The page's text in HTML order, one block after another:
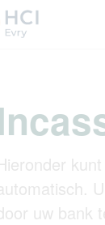
uw bank